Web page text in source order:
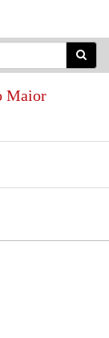
Maior